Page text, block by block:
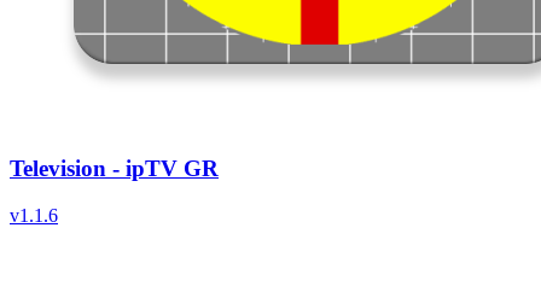
Television - ipTV GR
v1.1.6